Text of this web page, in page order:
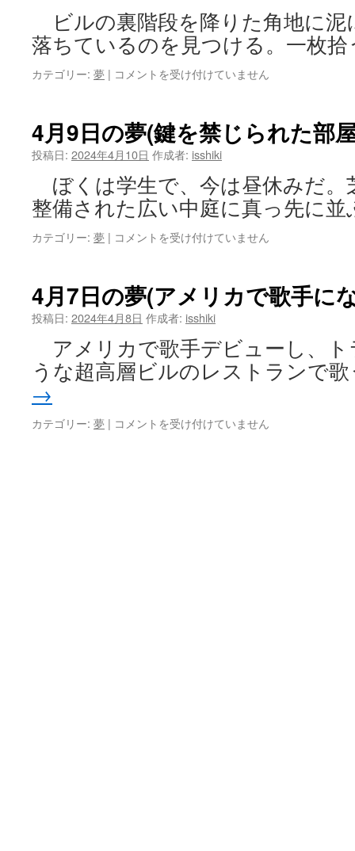
後
の
ネ
ジ)
は
ビルの裏階段を降りた角地に
落ちているのを見つける。一枚
カテゴリー: 夢 | 4
の
夢
イ
ン
を
拾
う)
コメントを受け付けていません
4月9日の夢(鍵を禁じられた部
投稿日: 2024年4月10日 作成者: isshiki
ぼくは学生で、今は昼休みだ。
整備された広い中庭に真っ先に
カテゴリー: 夢 | 4
の
夢
を
禁
じ
た
コメントを受け付けていません
4月7日の夢(アメリカで歌手に
投稿日: 2024年4月8日 作成者: isshiki
アメリカで歌手デビューし、
うな超高層ビルのレストランで
→
カテゴリー: 夢 | 4
コメントを受け付けていません